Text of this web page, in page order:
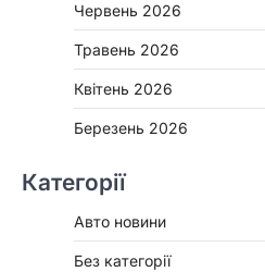
Червень 2026
Травень 2026
Квітень 2026
Березень 2026
Категорії
Авто новини
Без категорії